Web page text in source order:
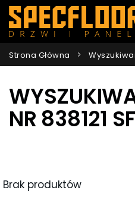
Strona Główna
NR 838121
Brak produktów